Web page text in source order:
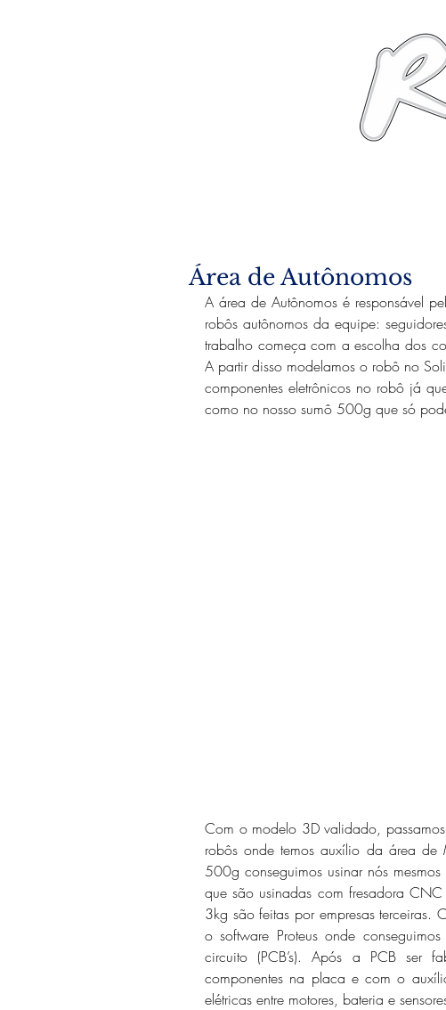
Área de Autônomos
A área de Autônomos é responsável
robôs autônomos da equipe:
trabalho começa com a escolha dos
A partir disso modelamos o robô no
componentes eletrônicos no robô já
como no nosso sumô 500g que só
Com o modelo 3D validado,
robôs onde temos auxílio da área de
500g conseguimos usinar nós
que são usinadas com fresadora
3kg são feitas por empresas
o software Proteus onde
circuito (PCB’s). Após a PCB ser
componentes na placa e com o
elétricas entre motores, bateria e